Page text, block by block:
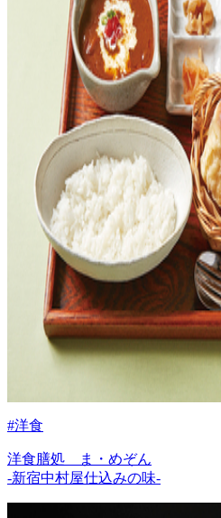
#洋食
洋食膳処 ま・めぞん
-新宿中村屋仕込みの味-